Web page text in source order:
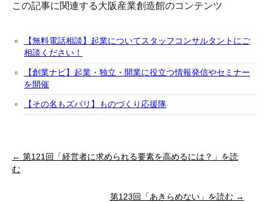
この記事に関連する大阪産業創造館のコンテンツ
【無料電話相談】起業についてスタッフコンサルタントにご
相談ください！
【創業ナビ】起業・独立・開業に役立つ情報発信やセミナー
を開催
【その名もズバリ】ものづくり応援隊
← 第121回「経営者に求められる要素を高めるには？」を読
む
第123回「あきらめない」を読む →